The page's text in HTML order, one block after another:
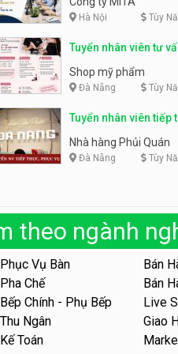
Shop
động
Khu
giữ
KIBO
video
Công
Hà Nội Tùy
Tuyển nhân viên tư
phẩm
Shop mỹ phẩm
Đà Nẵng Tùy
Tuyển nhân viên tiếp
Nhà hàng Phủi Quán
Đà Nẵng Tùy
theo ngành
Phục Vụ Bàn
Bán
Pha Chế
Bán
Bếp Chính - Phụ Bếp
Live
Thu Ngân
Giao
Kế Toán